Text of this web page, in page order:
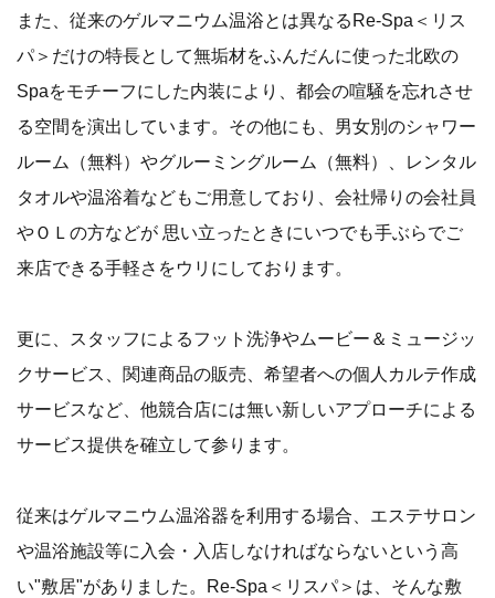
また、従来のゲルマニウム温浴とは異なるRe-Spa＜リス
パ＞だけの特長として無垢材をふんだんに使った北欧の
Spaをモチーフにした内装により、都会の喧騒を忘れさせ
る空間を演出しています。その他にも、男女別のシャワー
ルーム（無料）やグルーミングルーム（無料）、レンタル
タオルや温浴着などもご用意しており、会社帰りの会社員
やＯＬの方などが 思い立ったときにいつでも手ぶらでご
来店できる手軽さをウリにしております。
更に、スタッフによるフット洗浄やムービー＆ミュージッ
クサービス、関連商品の販売、希望者への個人カルテ作成
サービスなど、他競合店には無い新しいアプローチによる
サービス提供を確立して参ります。
従来はゲルマニウム温浴器を利用する場合、エステサロン
や温浴施設等に入会・入店しなければならないという高
い"敷居"がありました。Re-Spa＜リスパ＞は、そんな敷